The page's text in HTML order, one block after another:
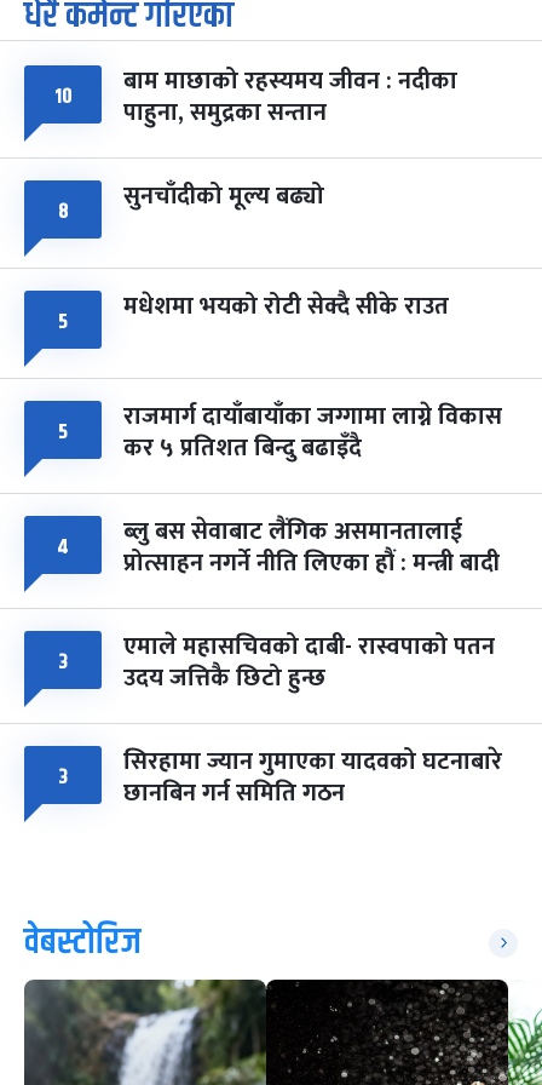
७
आइत चैत्र ७, २०८३-Mar 21, 2027
८ फागुपूर्णिमा
चैत्र ८, २०८३-Mar 22, 2027
७ महिना बाँकी
धेरै कमेन्ट गरिएका
१० बाम माछाको रहस्यमय जीवन : नदीका
पाहुना, समुद्रका सन्तान
८ सुनचाँदीको मूल्य बढ्यो
५ मधेशमा भयको रोटी सेक्दै सीके राउत
५ राजमार्ग दायाँबायाँका जग्गामा लाग्ने विकास
कर ५ प्रतिशत बिन्दु बढाइँदै
४ ब्लु बस सेवाबाट लैंगिक असमानतालाई
प्रोत्साहन नगर्ने नीति लिएका हौं : मन्त्री बादी
३ एमाले महासचिवको दाबी- रास्वपाको पतन
उदय जत्तिकै छिटो हुन्छ
३ सिरहामा ज्यान गुमाएका यादवको घटनाबारे
छानबिन गर्न समिति गठन
वेबस्टोरिज